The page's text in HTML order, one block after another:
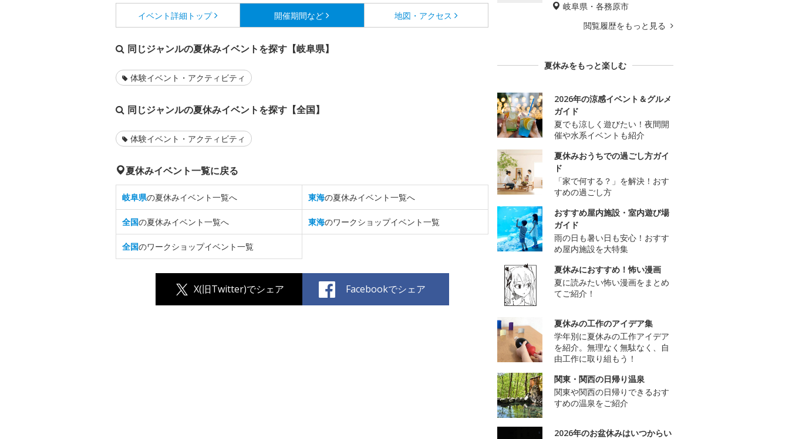
イベント詳細 トップ 開催期間など 地図・アクセス
同じジャンルの夏休みイベントを探す【岐阜県】
体験イベント・アクティビティ
同じジャンルの夏休みイベントを探す【全国】
体験イベント・アクティビティ
夏休みイベント一覧に戻る
岐阜県の夏休みイベント一覧へ 東海の夏休みイベント一覧へ
全国の夏休みイベント一覧へ 東海のワークショップイベント一覧
全国のワークショップイベント一覧
X(旧Twitter)でシェア Facebookでシェア
岐阜県・各務原市
閲覧履歴をもっと見る
夏休みをもっと楽しむ
2026年の涼感イベント＆グルメ
ガイド
夏でも涼しく遊びたい！夜間開
催や水系イベントも紹介
夏休みおうちでの過ごし方ガイ
ド
「家で何する？」を解決！おす
すめの過ごし方
おすすめ屋内施設・室内遊び場
ガイド
雨の日も暑い日も安心！おすす
め屋内施設を大特集
夏休みにおすすめ！怖い漫画
夏に読みたい怖い漫画をまとめ
てご紹介！
夏休みの工作のアイデア集
学年別に夏休みの工作アイデア
を紹介。無理なく無駄なく、自
由工作に取り組もう！
関東・関西の日帰り温泉
関東や関西の日帰りできるおす
すめの温泉をご紹介
2026年のお盆休みはいつからい